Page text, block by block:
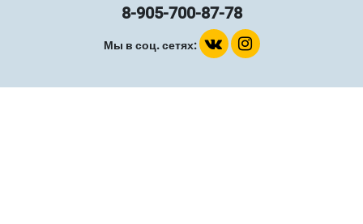
8-905-700-87-78
Мы в соц. сетях: